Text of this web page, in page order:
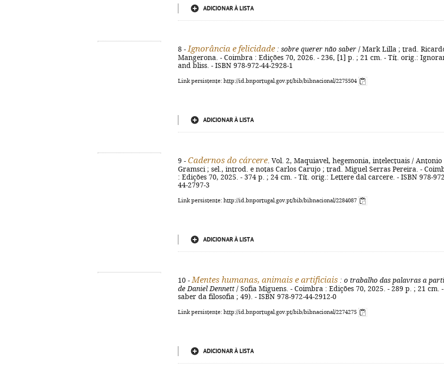
ADICIONAR À LISTA
8 - Ignorância e felicidade : sobre querer não saber / Mark Lilla ; trad.
Mangerona. - Coimbra : Edições 70, 2026. - 236, [1] p. ; 21 cm. - Tít. orig.:
and bliss. - ISBN 978-972-44-2928-1
Link persistente: http://id.bnportugal.gov.pt/bib/bibnacional/2275504
ADICIONAR À LISTA
9 - Cadernos do cárcere . Vol. 2, Maquiavel, hegemonia, intelectuais / Antonio
Gramsci ; sel., introd. e notas Carlos Carujo ; trad. Miguel Serras Pereira. -
: Edições 70, 2025. - 374 p. ; 24 cm. - Tít. orig.: Lettere dal carcere. - ISBN 978-
44-2797-3
Link persistente: http://id.bnportugal.gov.pt/bib/bibnacional/2284087
ADICIONAR À LISTA
10 - Mentes humanas, animais e artificiais : o trabalho das palavras a
de Daniel Dennett/ Sofia Miguens. - Coimbra : Edições 70, 2025. - 289 p. ; 21 cm.
saber da filosofia ; 49). - ISBN 978-972-44-2912-0
Link persistente: http://id.bnportugal.gov.pt/bib/bibnacional/2274275
ADICIONAR À LISTA